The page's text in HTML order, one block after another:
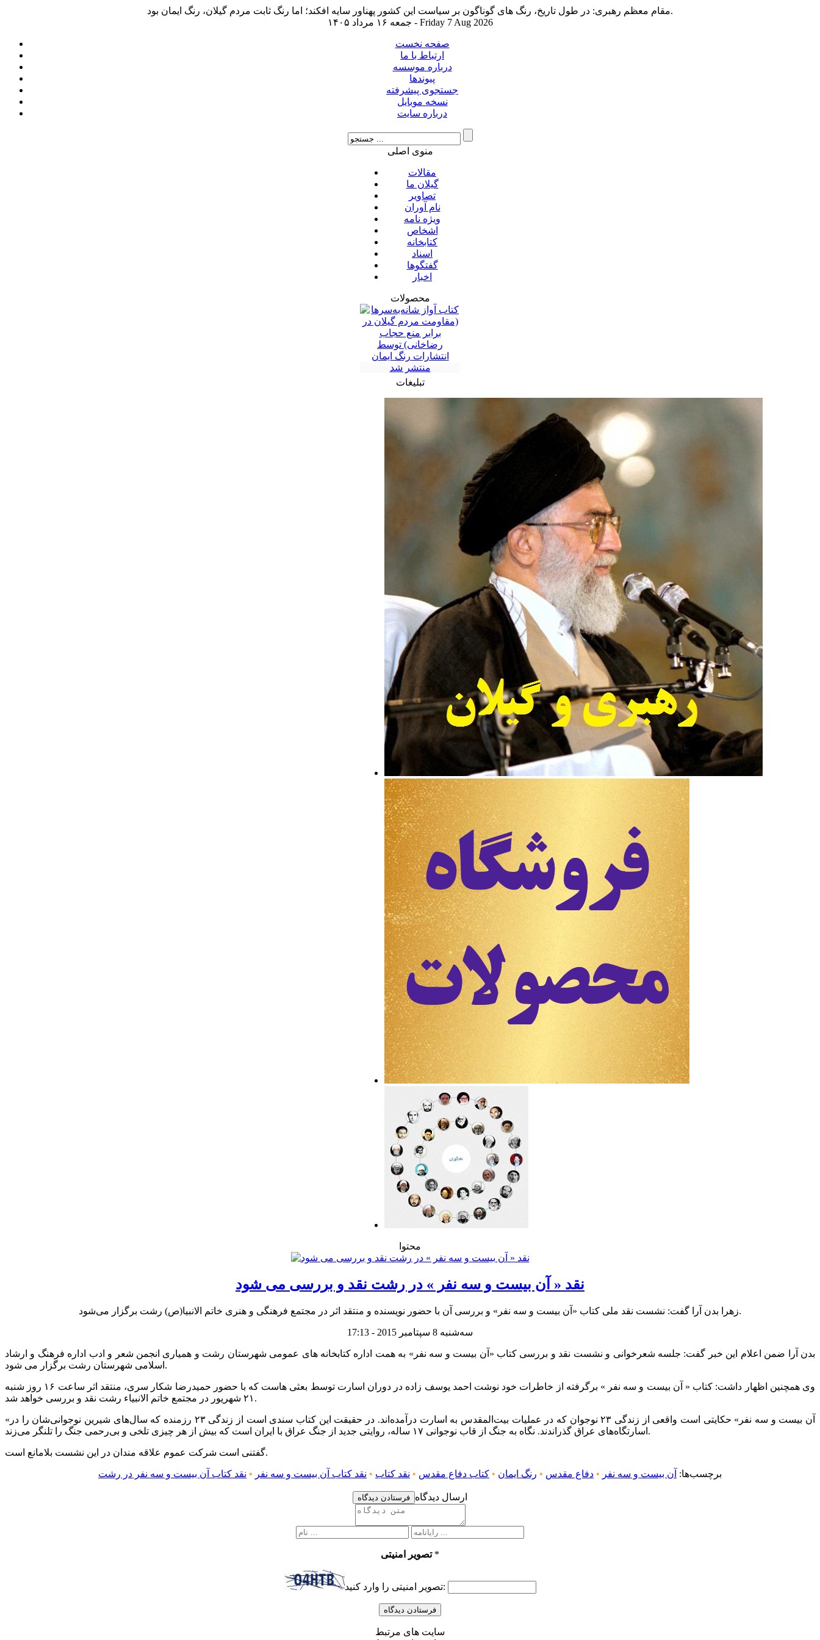
مقام معظم رهبری: در طول تاریخ، رنگ های گوناگون بر سیاست این کشور پهناور سایه افکند؛ اما رنگ ثابت مردم گیلان، رنگ ایمان بود.
جمعه ۱۶ مرداد ۱۴۰۵ - Friday 7 Aug 2026
صفحه نخست
ارتباط با ما
درباره موسسه
پیوندها
جستجوی پیشرفته
نسخه موبایل
درباره سایت
منوی اصلی
مقالات
گیلان ما
تصاویر
نام آوران
ویژه نامه
اشخاص
کتابخانه
اسناد
گفتگوها
اخبار
محصولات
تبلیغات
محتوا
نقد « آن بیست و سه نفر » در رشت نقد و بررسی می شود
زهرا بدن آرا گفت: نشست نقد ملی کتاب «آن بیست و سه نفر» و بررسی آن با حضور نویسنده و منتقد اثر در مجتمع فرهنگی و هنری خاتم الانبیا(ص) رشت برگزار می‌شود.
سه‌شنبه 8 سپتامبر 2015 - 17:13
بدن آرا ضمن اعلام این خبر گفت: جلسه شعرخوانی و نشست نقد و بررسی کتاب «آن بیست و سه نفر» به همت اداره کتابخانه های عمومی شهرستان رشت و همیاری انجمن شعر و ادب اداره فرهنگ و ارشاد
اسلامی شهرستان رشت برگزار می شود.
وی همچنین اظهار داشت: کتاب « آن بیست و سه نفر » برگرفته از خاطرات خود نوشت احمد یوسف زاده در دوران اسارت توسط بعثی هاست که با حضور حمیدرضا شکار سری، منتقد اثر ساعت ۱۶ روز شنبه
۲۱ شهریور در مجتمع خاتم الانبیاء رشت نقد و بررسی خواهد شد.
«آن بیست و سه نفر» حکایتی است واقعی از زندگی ۲۳ نوجوان که در عملیات بیت‌المقدس به اسارت درآمده‌اند. در حقیقت این کتاب سندی است از زندگی ۲۳ رزمنده که سال‌های شیرین نوجوانی‌شان را در
اسارتگاه‌های عراق گذراندند. نگاه به جنگ از قاب نوجوانی ۱۷ ساله، روایتی جدید از جنگ عراق با ایران است که بیش از هر چیزی تلخی و بی‌رحمی جنگ را تلنگر می‌زند.
گفتنی است شرکت عموم علاقه مندان در این نشست بلامانع است.
برچسب‌ها: آن بیست و سه نفر • دفاع مقدس • رنگ ایمان • کتاب دفاع مقدس • نقد کتاب • نقد کتاب آن بیست و سه نفر • نقد کتاب آن بیست و سه نفر در رشت
فرستادن دیدگاه ارسال دیدگاه
تصویر امنیتی *
تصویر امنیتی را وارد کنید:
سایت های مرتبط